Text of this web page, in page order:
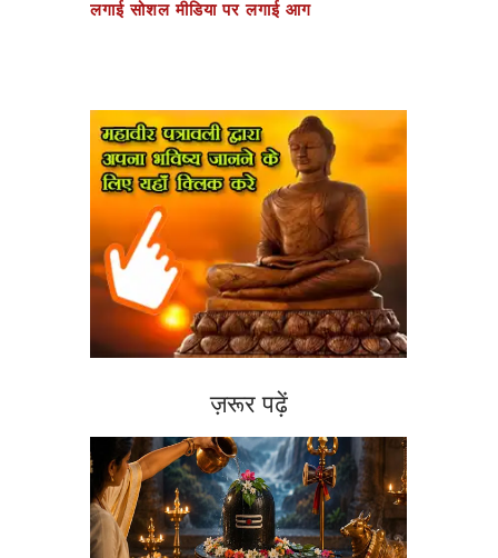
लगाई सोशल मीडिया पर लगाई आग
ज़रूर पढ़ें